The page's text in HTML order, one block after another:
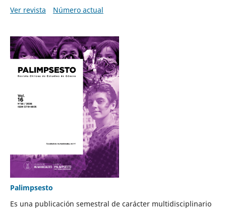
Ver revista
Número actual
Palimpsesto
Es una publicación semestral de carácter multidisciplinario